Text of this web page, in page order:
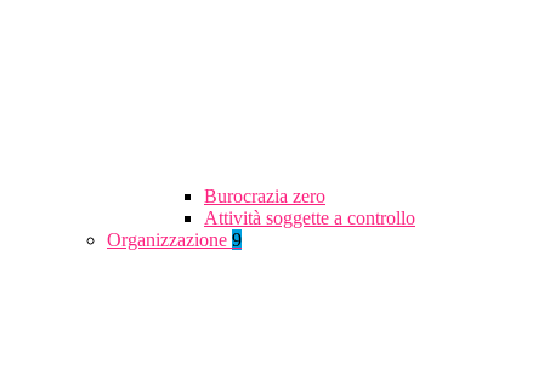
Burocrazia zero
Attività soggette a controllo
Organizzazione 9